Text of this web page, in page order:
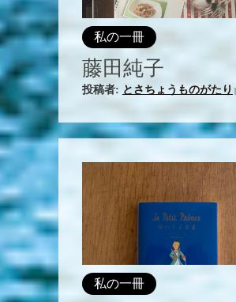
私の一冊
藤田純子
投稿者: とさちょうものがたり
私の一冊